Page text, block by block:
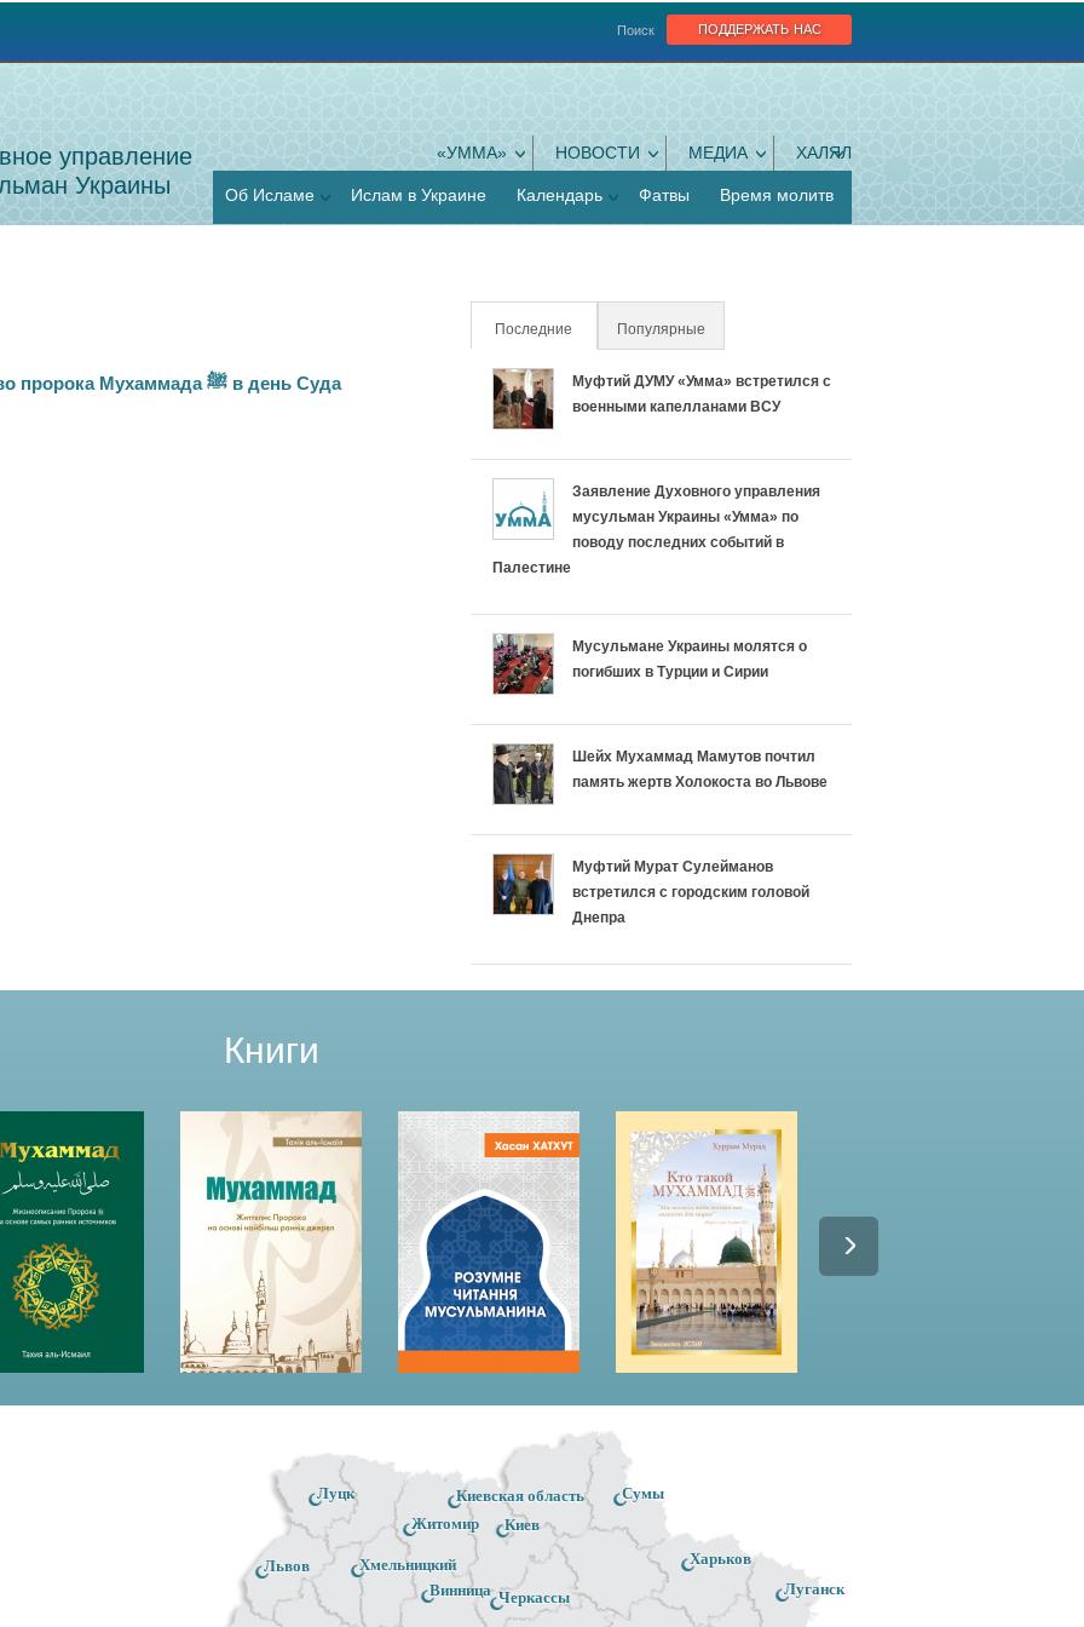
поддержать нас
Поиск
управление
Украины
«УММА» НОВОСТИ МЕДИА ХАЛЯЛ
Об Исламе Ислам в Украине Календарь Фатвы Время молитв
Заступничество пророка Мухаммада ﷺ в день Суда
Последние (активная вкладка)
Популярные
Муфтий ДУМУ «Умма» встретился с
военными капелланами ВСУ
Заявление Духовного управления
мусульман Украины «Умма» по
поводу последних событий в
Палестине
Мусульмане Украины молятся о
погибших в Турции и Сирии
Шейх Мухаммад Мамутов почтил
память жертв Холокоста во Львове
Муфтий Мурат Сулейманов
встретился с городским головой
Днепра
Книги
Черкассы
Сумы
Луганск
Киев
Киевская область
Житомир
Винница
Хмельницкий
Луцк
Львов Харьков